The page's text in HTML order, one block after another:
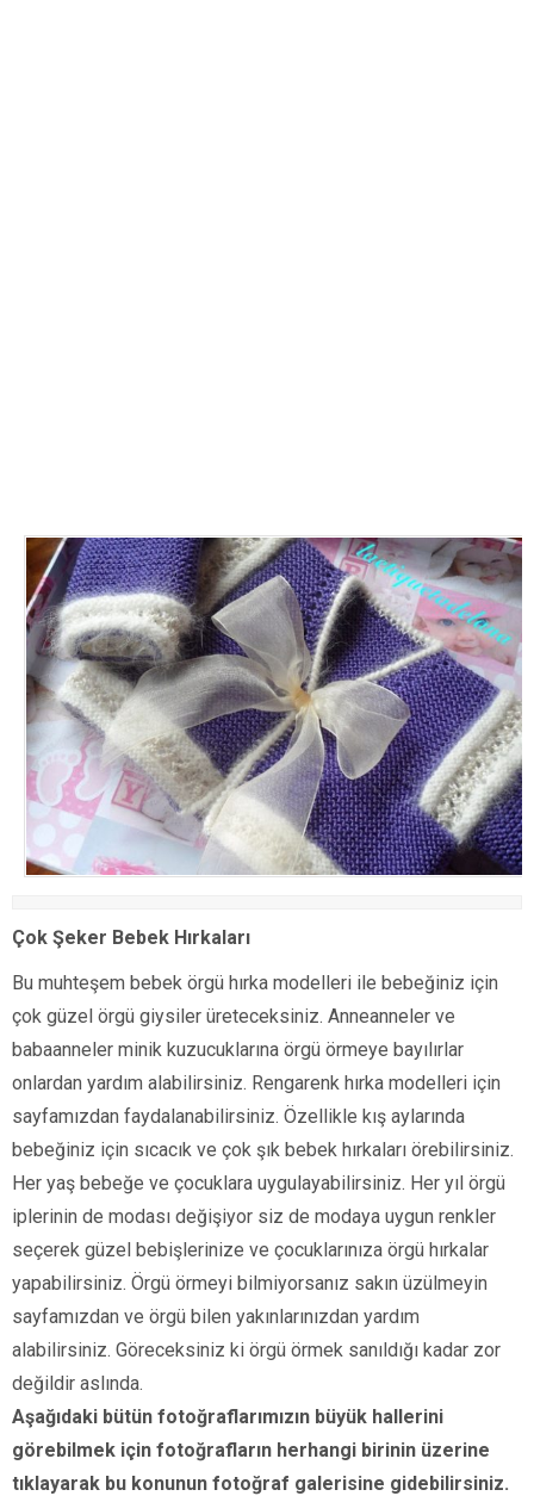
Çok Şeker Bebek Hırkaları
Bu muhteşem bebek örgü hırka modelleri ile bebeğiniz için
çok güzel örgü giysiler üreteceksiniz. Anneanneler ve
babaanneler minik kuzucuklarına örgü örmeye bayılırlar
onlardan yardım alabilirsiniz. Rengarenk hırka modelleri için
sayfamızdan faydalanabilirsiniz. Özellikle kış aylarında
bebeğiniz için sıcacık ve çok şık bebek hırkaları örebilirsiniz.
Her yaş bebeğe ve çocuklara uygulayabilirsiniz. Her yıl örgü
iplerinin de modası değişiyor siz de modaya uygun renkler
seçerek güzel bebişlerinize ve çocuklarınıza örgü hırkalar
yapabilirsiniz. Örgü örmeyi bilmiyorsanız sakın üzülmeyin
sayfamızdan ve örgü bilen yakınlarınızdan yardım
alabilirsiniz. Göreceksiniz ki örgü örmek sanıldığı kadar zor
değildir aslında.
Aşağıdaki bütün fotoğraflarımızın büyük hallerini
görebilmek için fotoğrafların herhangi birinin üzerine
tıklayarak bu konunun fotoğraf galerisine gidebilirsiniz.